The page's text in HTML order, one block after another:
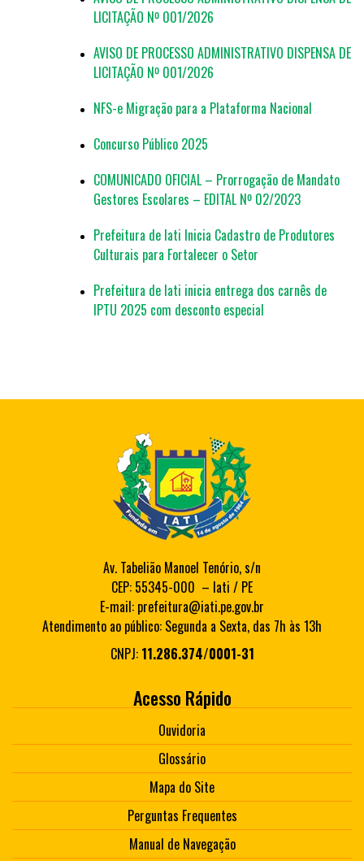
LICITAÇÃO Nº 001/2026
AVISO DE PROCESSO ADMINISTRATIVO DISPENSA DE
LICITAÇÃO Nº 001/2026
NFS-e Migração para a Plataforma Nacional
Concurso Público 2025
COMUNICADO OFICIAL – Prorrogação de Mandato
Gestores Escolares – EDITAL Nº 02/2023
Prefeitura de Iati Inicia Cadastro de Produtores
Culturais para Fortalecer o Setor
Prefeitura de Iati inicia entrega dos carnês de
IPTU 2025 com desconto especial
Av. Tabelião Manoel Tenório, s/n
CEP: 55345-000 – Iati / PE
E-mail: prefeitura@iati.pe.gov.br
Atendimento ao público: Segunda a Sexta, das 7h às 13h
CNPJ: 11.286.374/0001-31
Acesso Rápido
Ouvidoria
Glossário
Mapa do Site
Perguntas Frequentes
Manual de Navegação